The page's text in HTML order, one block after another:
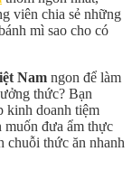
viên chia sẻ những
mì sao cho có
Nam ngon để làm
thức? Bạn
kinh doanh tiệm
muốn đưa ẩm thực
chuỗi thức ăn nhanh